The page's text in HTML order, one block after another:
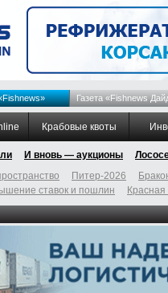
Газета «Fishnews
Крабовые квоты
И вновь — аукционы
Питер-2026
ставок и пошлин